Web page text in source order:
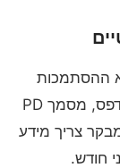
ההסתמכות
מודפס, מסמך PD
צריך מידע
חודש.